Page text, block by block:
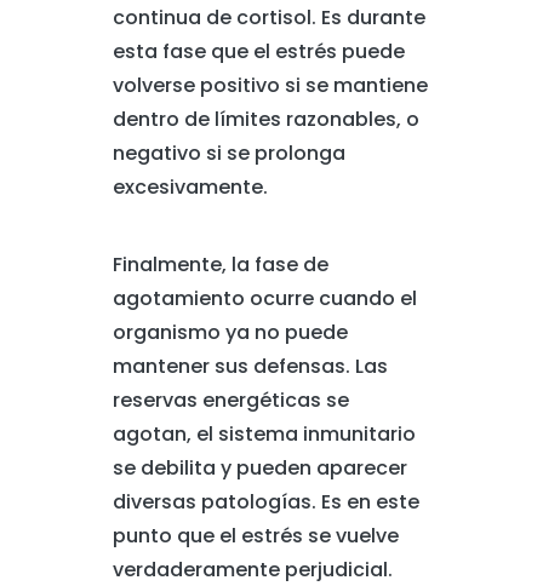
continua de cortisol. Es durante
esta fase que el estrés puede
volverse positivo si se mantiene
dentro de límites razonables, o
negativo si se prolonga
excesivamente.
Finalmente, la fase de
agotamiento ocurre cuando el
organismo ya no puede
mantener sus defensas. Las
reservas energéticas se
agotan, el sistema inmunitario
se debilita y pueden aparecer
diversas patologías. Es en este
punto que el estrés se vuelve
verdaderamente perjudicial.